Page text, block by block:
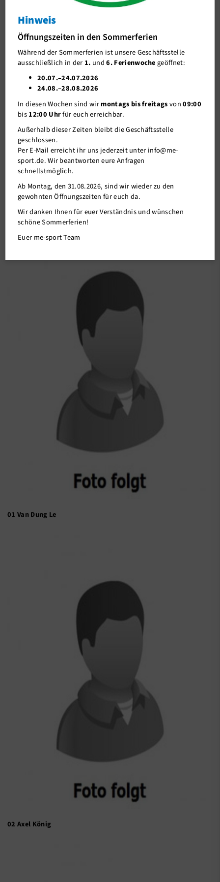
Erwachsene 4 in der Saison 2025/2026
Tabelle und Spielplan
Kontakt:
Daniel Zickuhr
+49 (0) 176 - 34 49 92 46
@ daniel.zickuhr(at)live.de
01 Van Dung Le
02 Axel König
Erwachsene 1
Erwachsene 2
Erwachsene 3
Erwachsene 4
Erwachsene 6
Jugend
Downloads + Links
Bildergalerie
me-sport STUDIO
Hinweis
Öffnungszeiten in den Sommerferien
Während der Sommerferien ist unsere Geschäftsstelle
ausschließlich in der 1. und6. Ferienwochegeöffnet:
20.07.–24.07.2026
24.08.–28.08.2026
In diesen Wochen sind wirmontags bis freitagsvon09:00
bis12:00 Uhrfür euch erreichbar.
Außerhalb dieser Zeiten bleibt die Geschäftsstelle
geschlossen.
Per E-Mail erreicht ihr uns jederzeit unter info@me-
sport.de. Wir beantworten eure Anfragen
schnellstmöglich.
Ab Montag, den 31.08.2026, sind wir wieder zu den
gewohnten Öffnungszeiten für euch da.
Wir danken Ihnen für euer Verständnis und wünschen
schöne Sommerferien!
Euer me-sport Team